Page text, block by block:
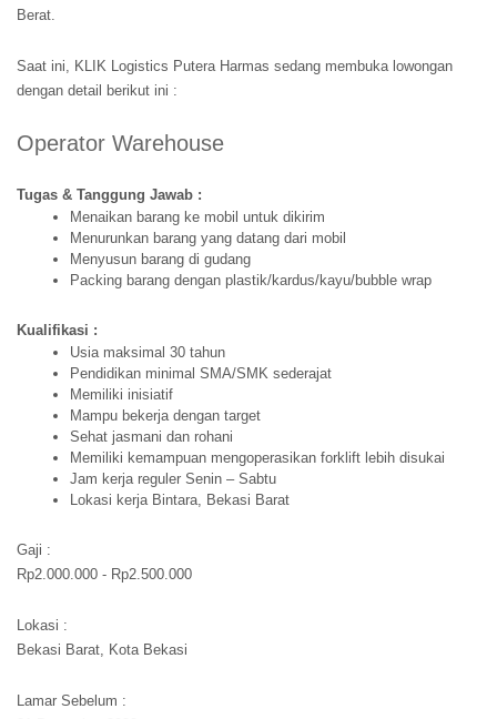
Berat.
Saat ini, KLIK Logistics Putera Harmas sedang membuka lowongan
dengan detail berikut ini :
Operator Warehouse
Tugas & Tanggung Jawab :
Menaikan barang ke mobil untuk dikirim
Menurunkan barang yang datang dari mobil
Menyusun barang di gudang
Packing barang dengan plastik/kardus/kayu/bubble wrap
Kualifikasi :
Usia maksimal 30 tahun
Pendidikan minimal SMA/SMK sederajat
Memiliki inisiatif
Mampu bekerja dengan target
Sehat jasmani dan rohani
Memiliki kemampuan mengoperasikan forklift lebih disukai
Jam kerja reguler Senin – Sabtu
Lokasi kerja Bintara, Bekasi Barat
Gaji :
Rp2.000.000 - Rp2.500.000
Lokasi :
Bekasi Barat, Kota Bekasi
Lamar Sebelum :